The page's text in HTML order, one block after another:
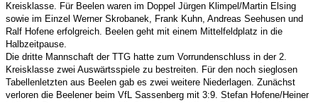
Kreisklasse. Für Beelen waren im Doppel Jürgen Klimpel/Martin Elsing
sowie im Einzel Werner Skrobanek, Frank Kuhn, Andreas Seehusen und
Ralf Hofene erfolgreich. Beelen geht mit einem Mittelfeldplatz in die
Halbzeitpause.
Die dritte Mannschaft der TTG hatte zum Vorrundenschluss in der 2.
Kreisklasse zwei Auswärtsspiele zu bestreiten. Für den noch sieglosen
Tabellenletzten aus Beelen gab es zwei weitere Niederlagen. Zunächst
verloren die Beelener beim VfL Sassenberg mit 3:9. Stefan Hofene/Heiner